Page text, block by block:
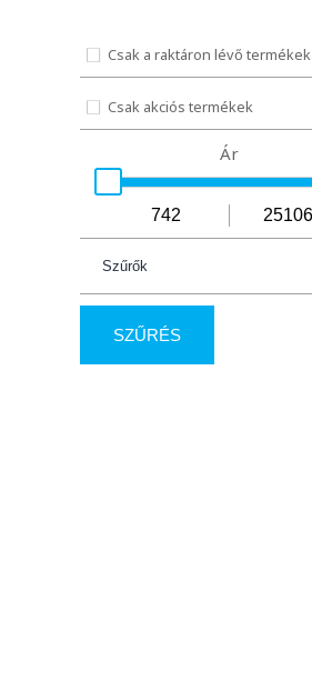
Csak a raktáron lévő termékek
Csak akciós termékek
Ár
Szűrők
Kék
Kamera
SZŰRÉS